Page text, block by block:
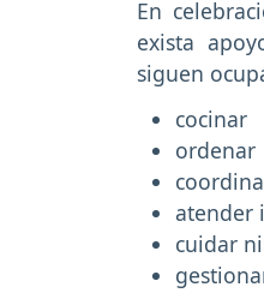
En
exista
siguen
cocinar
ordenar
atender
cuidar